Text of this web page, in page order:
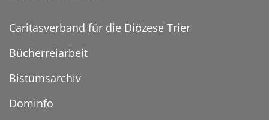
Caritasverband für die Diözese Trier
Bücherreiarbeit
Bistumsarchiv
Dominfo